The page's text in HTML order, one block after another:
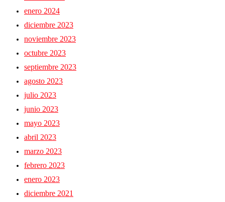
enero 2024
diciembre 2023
noviembre 2023
octubre 2023
septiembre 2023
agosto 2023
julio 2023
junio 2023
mayo 2023
abril 2023
marzo 2023
febrero 2023
enero 2023
diciembre 2021